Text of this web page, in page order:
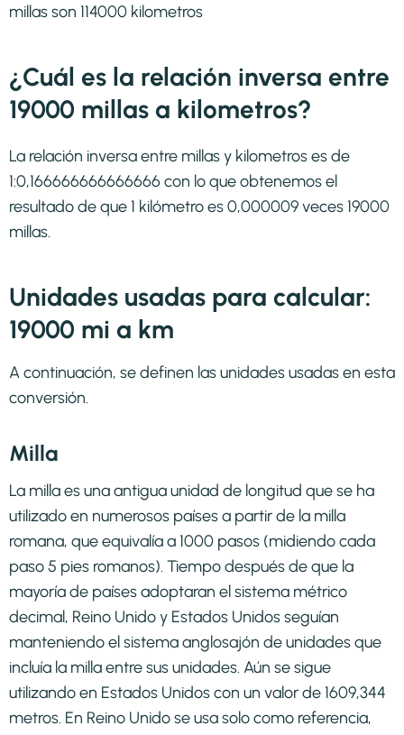
millas son 114000 kilometros
¿Cuál es la relación inversa entre
19000 millas a kilometros?
La relación inversa entre millas y kilometros es de
1:0,166666666666666 con lo que obtenemos el
resultado de que 1 kilómetro es 0,000009 veces 19000
millas.
Unidades usadas para calcular:
19000 mi a km
A continuación, se definen las unidades usadas en esta
conversión.
Milla
La milla es una antigua unidad de longitud que se ha
utilizado en numerosos países a partir de la milla
romana, que equivalía a 1000 pasos (midiendo cada
paso 5 pies romanos). Tiempo después de que la
mayoría de países adoptaran el sistema métrico
decimal, Reino Unido y Estados Unidos seguían
manteniendo el sistema anglosajón de unidades que
incluía la milla entre sus unidades. Aún se sigue
utilizando en Estados Unidos con un valor de 1609,344
metros. En Reino Unido se usa solo como referencia,